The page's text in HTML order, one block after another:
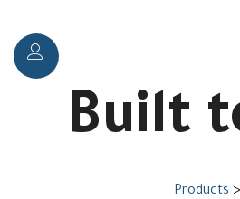
Built
Products >